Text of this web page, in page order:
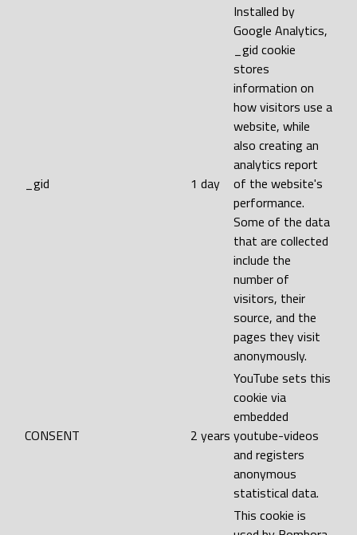
_gid 1 day
Installed by
Google Analytics,
_gid cookie
stores
information on
how visitors use a
website, while
also creating an
analytics report
of the website's
performance.
Some of the data
that are collected
include the
number of
visitors, their
source, and the
pages they visit
anonymously.
CONSENT 2 years
YouTube sets this
cookie via
embedded
youtube-videos
and registers
anonymous
statistical data.
This cookie is